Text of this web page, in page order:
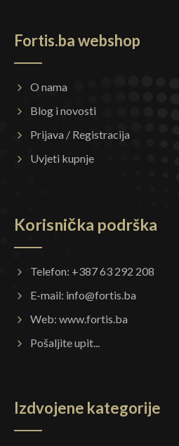
Fortis.ba webshop
O nama
Blog i novosti
Prijava / Registracija
Uvjeti kupnje
Korisnička podrška
Telefon: +387 63 292 208
E-mail: info@fortis.ba
Web: www.fortis.ba
Pošaljite upit...
Izdvojene kategorije